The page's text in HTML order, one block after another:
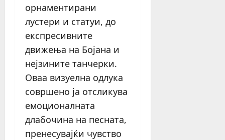
орнаментирани
лустери и статуи, до
експресивните
движења на Бојана и
нејзините танчерки.
Оваа визуелна одлука
совршено ја отсликува
емоционалната
длабочина на песната,
пренесувајќи чувство